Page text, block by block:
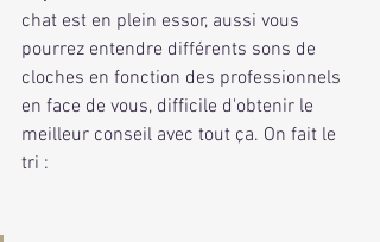
chat est en plein essor, aussi vous
pourrez entendre différents sons de
cloches en fonction des professionnels
en face de vous, difficile d'obtenir le
meilleur conseil avec tout ça. On fait le
tri :